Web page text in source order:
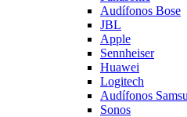
Audífonos Bose
JBL
Apple
Sennheiser
Huawei
Logitech
Audífonos
Sonos